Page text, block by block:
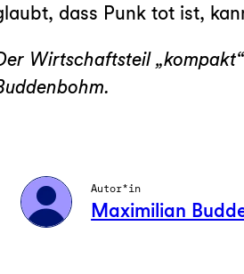
dass Punk tot ist,
Wirtschaftsteil
Autor*in
Maximilian